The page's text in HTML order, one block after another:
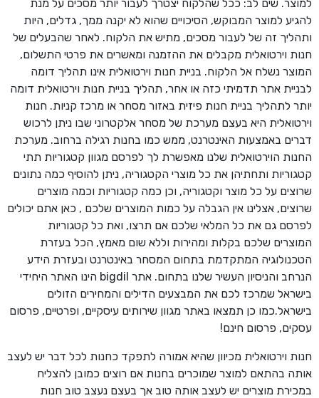
למוצר. שים לב: ככל שהלקוח יצטרך לעבור יותר מסכים על מנת
להגיע למוצר המבוקש, הסיכויים שהוא לא יקנה ממך, גדלים, היות
ותהליך זה של לעבור מסכים, מתיש את הלקוח. לאחר שהבעלים של
חנות וירטואלית מקבלים את ההזמנה ומאשרים את פרטי התשלום,
המוצר נשלח אל הלקוח. בניית חנות וירטואלית אינו תהליך דומה
לבניית אתר תדמיתי כזה או אחר, תהליך בניית חנות וירטואלית דומה
יותר לתהליך בניית חנות פיזית באזור מסחר או מרכז קניות. חנות
וירטואלית היא בעצם מערכת של מסחר אלקטרוני שבו ניתן לרכוש
דברים באמצעות האינטרנט, ממש כמו בחנות רגילה ברחוב. מערכת
החנות הוירטואלית שלנו מאפשרת לך לפרסם מגוון קטגוריות תתי
קטגוריות ותחתיהן את כל מוצרי הקטגוריה, ניתן להוסיף כמה נתונים
שרוצים על כל מוצר וקטגוריה, וכן כמה קטגוריות וכמה מוצרים
שרוצים, אצלינו אין הגבלה על כמות המוצרים שלכם , כאן אתם יכולים
לפרסם גם את כל המלאי שלכם אם תרצו, ואת כל קטגוריות
המוצרים שלכם בקלות ומהירות וללא שום מאמץ, הכל בעזרת
הטכנולוגיה המתקדמת בתחום המסחר באינטרנט ובעזרת הידע
הנרחב והניסיון העשיר שלנו בתחום. אתר bigdil הינו האתר היחידי
בישראל שמרכז לכם את המבצעים הדילים והמחירים הזולים
בישראל.כמו כן תמצאו באתר מגוון שירותים עיסקיים, ופרטיים, פרסום
עסקים, פרסום חינם!
חנות וירטואלית מכיוון שהיא אמורה לתפקד כחנות לכל דבר יש לעצב
אותה בהתאם למוצר שמוכרים בחנות אם רוצים כמובן להצליח
במכירת מוצרים יש לעצב אותה טוב אך בעצם נעצב טוב חנות